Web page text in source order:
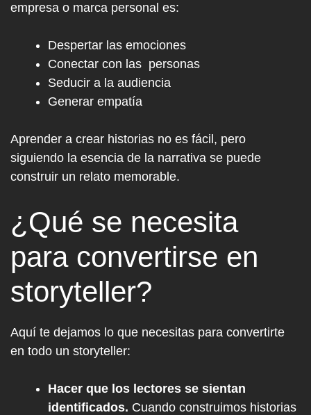
empresa o marca personal es:
Despertar las emociones
Conectar con las personas
Seducir a la audiencia
Generar empatía
Aprender a crear historias no es fácil, pero
siguiendo la esencia de la narrativa se puede
construir un relato memorable.
¿Qué se necesita
para convertirse en
storyteller?
Aquí te dejamos lo que necesitas para convertirte
en todo un storyteller:
Hacer que los lectores se sientan
identificados. Cuando construimos historias